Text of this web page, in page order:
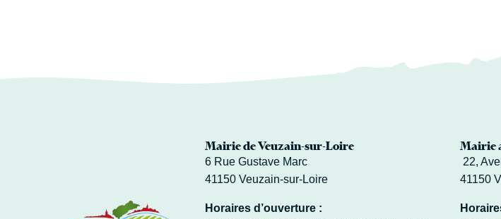
Mairie de Veuzain-sur-Loire
6 Rue Gustave Marc
41150 Veuzain-sur-Loire
Horaires d’ouverture :
Mairie
22,
41150